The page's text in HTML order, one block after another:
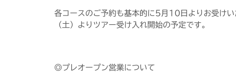
各コースのご予約も基本的に5月10日よりお受け
（土）よりツアー受け入れ開始の予定です。
◎プレオープン営業について